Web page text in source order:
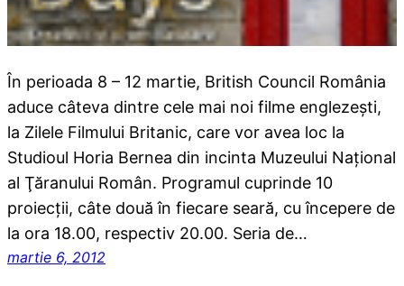
În perioada 8 – 12 martie, British Council România
aduce câteva dintre cele mai noi filme englezeşti,
la Zilele Filmului Britanic, care vor avea loc la
Studioul Horia Bernea din incinta Muzeului Naţional
al Ţăranului Român. Programul cuprinde 10
proiecţii, câte două în fiecare seară, cu începere de
la ora 18.00, respectiv 20.00. Seria de…
martie 6, 2012